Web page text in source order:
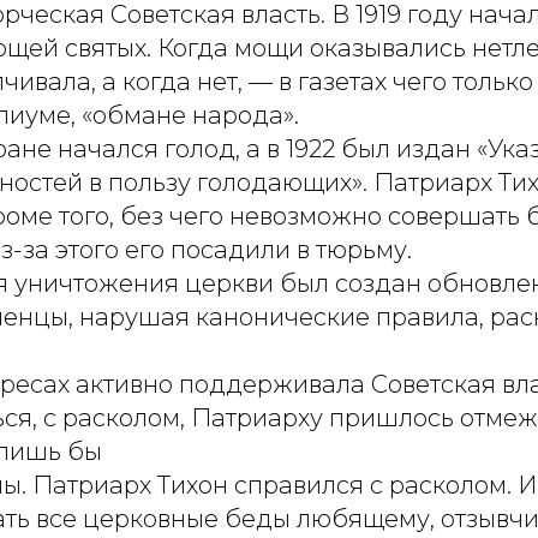
Советская власть. В 1919 году
святых. Когда мощи оказывались
а когда нет, — в газетах чего
«обмане народа».
начался голод, а в 1922 был издан
в пользу голодающих». Патриарх
того, без чего невозможно совершать
за этого его посадили в тюрьму.
уничтожения церкви был создан
нарушая канонические правила,
активно поддерживала Советская
с расколом, Патриарху пришлось
бы
Патриарх Тихон справился с расколом.
все церковные беды любящему,